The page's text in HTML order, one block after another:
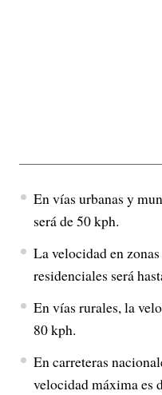
En vías urbanas y
será de 50 kph.
La velocidad en
residenciales será
En vías rurales, la
80 kph.
En carreteras
velocidad máxima es